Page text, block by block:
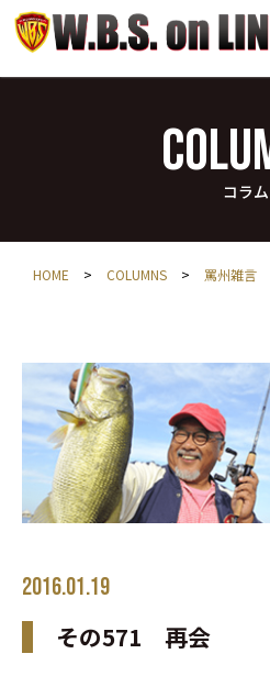
コラム
HOME > COLUMNS > 罵州雑言
2016.01.19
その571 再会